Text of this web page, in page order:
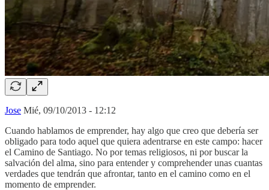
Jose Mié, 09/10/2013 - 12:12
Cuando hablamos de emprender, hay algo que creo que debería ser
obligado para todo aquel que quiera adentrarse en este campo: hacer
el Camino de Santiago. No por temas religiosos, ni por buscar la
salvación del alma, sino para entender y comprehender unas cuantas
verdades que tendrán que afrontar, tanto en el camino como en el
momento de emprender.